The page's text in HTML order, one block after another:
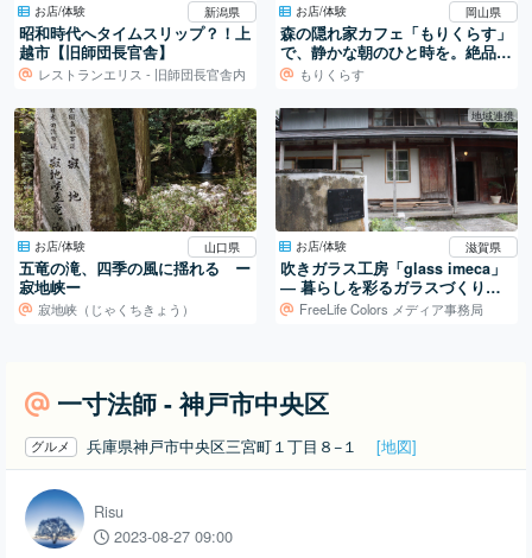
お店/体験 新潟県
昭和時代へタイムスリップ？！上
越市【旧師団長官舎】
レストランエリス - 旧師団長官舎内
お店/体験 岡山県
森の隠れ家カフェ「もりくらす」
で、静かな朝のひと時を。絶品ホ
ットサンドは朝食にピッタリ！
もりくらす
お店/体験 山口県
五竜の滝、四季の風に揺れる ー
寂地峡ー
寂地峡（じゃくちきょう）
地域連携
お店/体験 滋賀県
吹きガラス工房「glass imeca」
― 暮らしを彩るガラスづくり／
滋賀・葛川
FreeLife Colors メディア事務局
一寸法師 - 神戸市中央区
グルメ 兵庫県神戸市中央区三宮町１丁目８−１ [地図]
Risu
2023-08-27 09:00